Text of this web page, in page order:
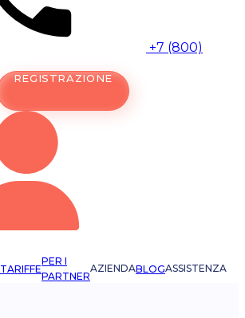
+7 (800)
REGISTRAZIONE
TARIFFE
PER I
PARTNER
AZIENDABLOGASSISTENZA